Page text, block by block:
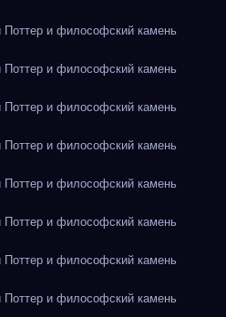
и философский камень
и философский камень
и философский камень
и философский камень
и философский камень
и философский камень
и философский камень
и философский камень